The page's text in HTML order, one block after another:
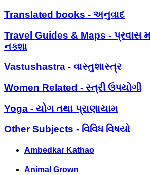
Translated books - અનુવાદ
Travel Guides & Maps - પ્રવાસ
નક્શા
Vastushastra - વાસ્તુશાસ્ત્ર
Women Related - સ્ત્રી ઉપયોગી
Yoga - યોગ તથા પ્રાણાયામ
Other Subjects - વિવિધ વિષયો
Ambedkar Kathao
Animal Grown